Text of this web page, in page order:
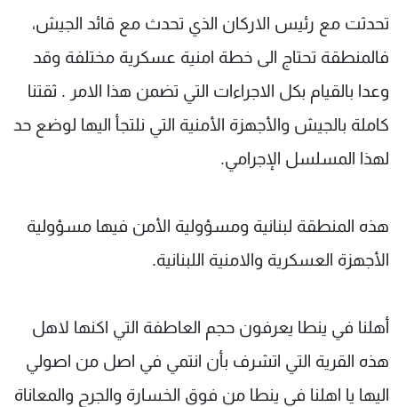
تحدثت مع رئيس الاركان الذي تحدث مع قائد الجيش،
فالمنطقة تحتاج الى خطة امنية عسكرية مختلفة وقد
وعدا بالقيام بكل الاجراءات التي تضمن هذا الامر . ثقتنا
كاملة بالجيش والأجهزة الأمنية التي نلتجأ اليها لوضع حد
لهذا المسلسل الإجرامي.
هذه المنطقة لبنانية ومسؤولية الأمن فيها مسؤولية
الأجهزة العسكرية والامنية اللبنانية.
أهلنا في ينطا يعرفون حجم العاطفة التي اكنها لاهل
هذه القرية التي اتشرف بأن انتمي في اصل من اصولي
اليها يا اهلنا في ينطا من فوق الخسارة والجرح والمعاناة